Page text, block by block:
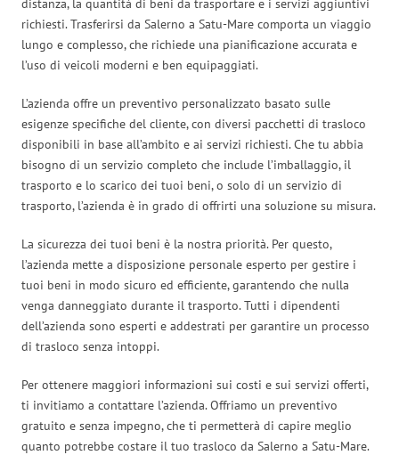
distanza, la quantità di beni da trasportare e i servizi aggiuntivi
richiesti. Trasferirsi da Salerno a Satu-Mare comporta un viaggio
lungo e complesso, che richiede una pianificazione accurata e
l’uso di veicoli moderni e ben equipaggiati.
L’azienda offre un preventivo personalizzato basato sulle
esigenze specifiche del cliente, con diversi pacchetti di trasloco
disponibili in base all’ambito e ai servizi richiesti. Che tu abbia
bisogno di un servizio completo che include l’imballaggio, il
trasporto e lo scarico dei tuoi beni, o solo di un servizio di
trasporto, l’azienda è in grado di offrirti una soluzione su misura.
La sicurezza dei tuoi beni è la nostra priorità. Per questo,
l’azienda mette a disposizione personale esperto per gestire i
tuoi beni in modo sicuro ed efficiente, garantendo che nulla
venga danneggiato durante il trasporto. Tutti i dipendenti
dell’azienda sono esperti e addestrati per garantire un processo
di trasloco senza intoppi.
Per ottenere maggiori informazioni sui costi e sui servizi offerti,
ti invitiamo a contattare l’azienda. Offriamo un preventivo
gratuito e senza impegno, che ti permetterà di capire meglio
quanto potrebbe costare il tuo trasloco da Salerno a Satu-Mare.